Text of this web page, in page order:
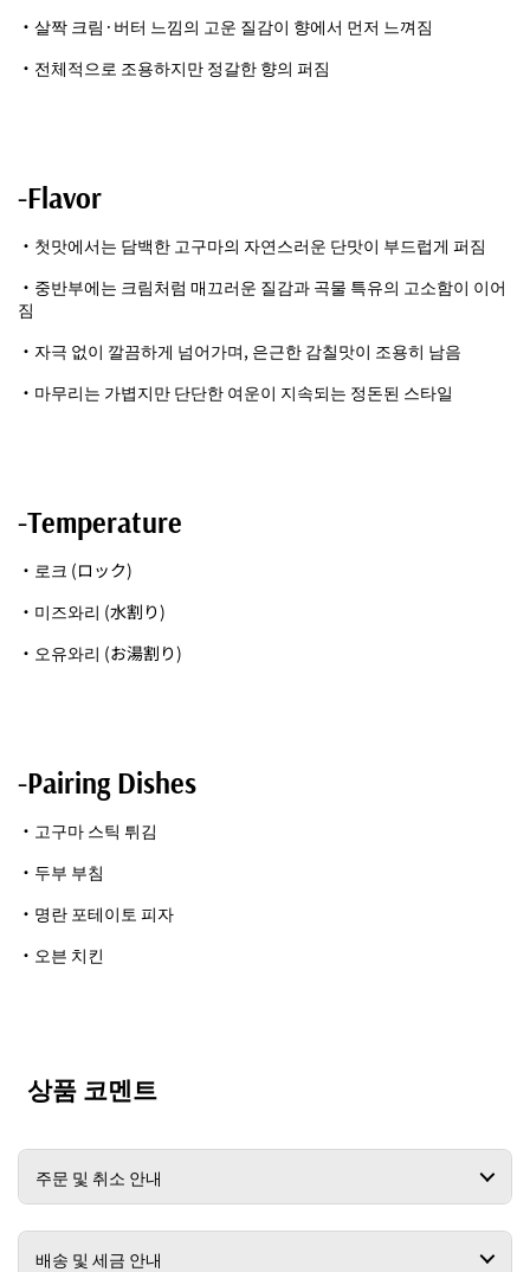
・살짝 크림·버터 느낌의 고운 질감이 향에서 먼저 느껴짐
・전체적으로 조용하지만 정갈한 향의 퍼짐
-Flavor
・첫맛에서는 담백한 고구마의 자연스러운 단맛이 부드럽게 퍼짐
・중반부에는 크림처럼 매끄러운 질감과 곡물 특유의 고소함이 이어
짐
・자극 없이 깔끔하게 넘어가며, 은근한 감칠맛이 조용히 남음
・마무리는 가볍지만 단단한 여운이 지속되는 정돈된 스타일
-Temperature
・로크 (ロック)
・미즈와리 (水割り)
・오유와리 (お湯割り)
-Pairing Dishes
・고구마 스틱 튀김
・두부 부침
・명란 포테이토 피자
・오븐 치킨
상품 코멘트
주문 및 취소 안내
배송 및 세금 안내